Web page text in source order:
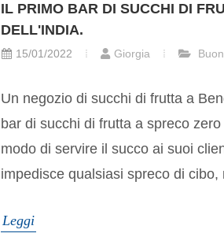
IL PRIMO BAR DI SUCCHI DI
DELL'INDIA.
15/01/2022 Giorgia
Un negozio di succhi di frutta a
bar di succhi di frutta a spreco
modo di servire il succo ai suoi
impedisce qualsiasi spreco di cibo,
Leggi